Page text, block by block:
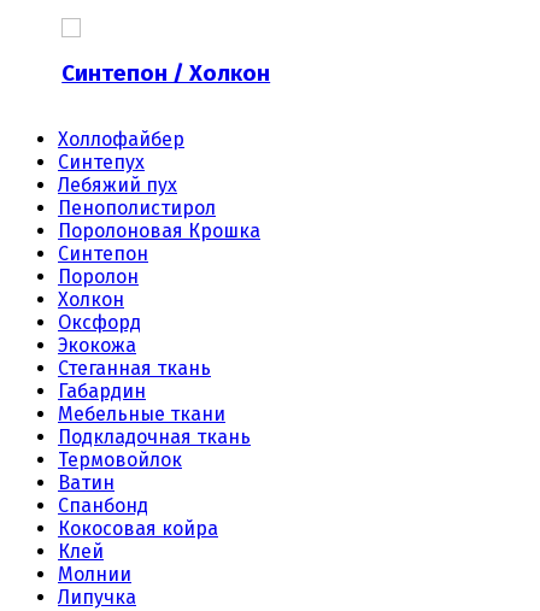
Синтепон / Холкон
Холлофайбер
Синтепух
Лебяжий пух
Пенополистирол
Поролоновая Крошка
Синтепон
Поролон
Холкон
Оксфорд
Экокожа
Стеганная ткань
Габардин
Мебельные ткани
Подкладочная ткань
Термовойлок
Ватин
Спанбонд
Кокосовая койра
Клей
Молнии
Липучка